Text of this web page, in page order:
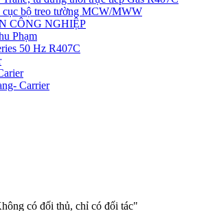
cục bộ treo tường MCW/MWW
CÔNG NGHIỆP
Phạm
50 Hz R407C
Carrier
có đối thủ, chỉ có đối tác"